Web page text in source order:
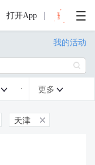
打开App
我的活动

 更多 
天津 